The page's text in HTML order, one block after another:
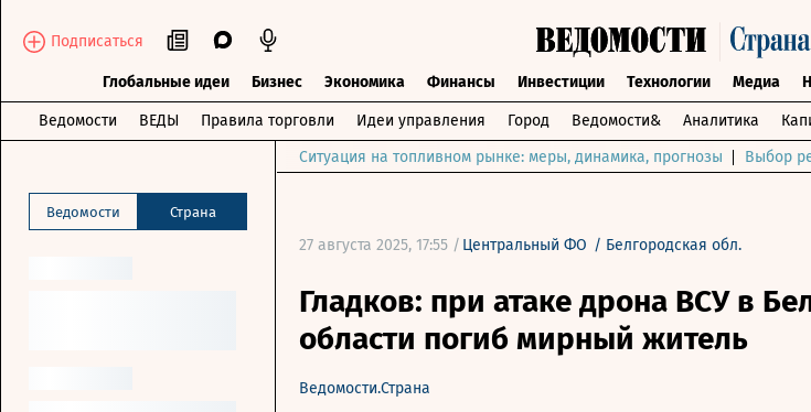
Подписаться
Глобальные идеи Бизнес Экономика Финансы Инвестиции Технологии Медиа
Ведомости ВЕДЫ Правила торговли Идеи управления Город Ведомости& Аналитика
Ведомости Страна
Ситуация на топливном рынке: меры, динамика, прогнозы Выбор
27 августа 2025, 17:55 / Центральный ФО / Белгородская обл.
Гладков: при атаке дрона ВСУ в
области погиб мирный житель
Ведомости.Страна